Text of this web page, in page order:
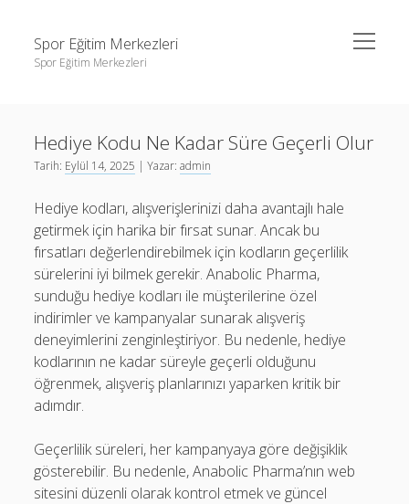
Spor Eğitim Merkezleri
Spor Eğitim Merkezleri
menüyü
aç
Sayfa Listesi
Şifresiz Instagram Beğeni Arttırma
Tiktok Yorum Yükleme Bedava
Sayfa Listesi
Şifresiz Instagram Beğeni Arttırma
Tiktok Yorum Yükleme Bedava
Hediye Kodu Ne Kadar Süre Geçerli Olur
Tarih: Eylül 14, 2025 | Yazar:admin
Hediye kodları, alışverişlerinizi daha avantajlı hale
getirmek için harika bir fırsat sunar. Ancak bu
fırsatları değerlendirebilmek için kodların geçerlilik
sürelerini iyi bilmek gerekir. Anabolic Pharma,
sunduğu hediye kodları ile müşterilerine özel
indirimler ve kampanyalar sunarak alışveriş
deneyimlerini zenginleştiriyor. Bu nedenle, hediye
kodlarının ne kadar süreyle geçerli olduğunu
öğrenmek, alışveriş planlarınızı yaparken kritik bir
adımdır.
Geçerlilik süreleri, her kampanyaya göre değişiklik
gösterebilir. Bu nedenle, Anabolic Pharma’nın web
sitesini düzenli olarak kontrol etmek ve güncel